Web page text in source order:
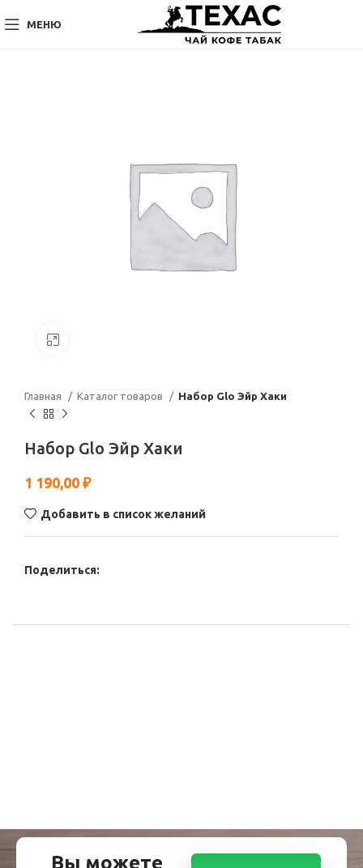
МЕНЮ
Главная Каталог товаров Набор Glo Эйр Хаки
Набор Glo Эйр Хаки
1 190,00 ₽
Добавить в список желаний
Поделиться:
Вы можете